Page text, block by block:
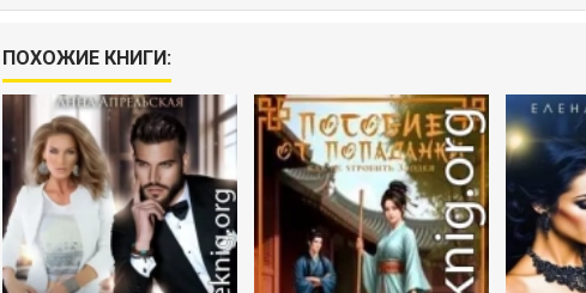
ПОХОЖИЕ КНИГИ: